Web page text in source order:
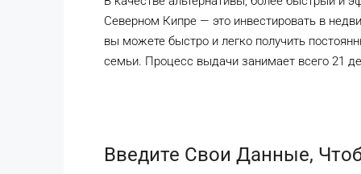
Северном Кипре — это инвестировать в
вы можете быстро и легко получить
семьи. Процесс выдачи занимает всего 21
Введите Свои Данные,